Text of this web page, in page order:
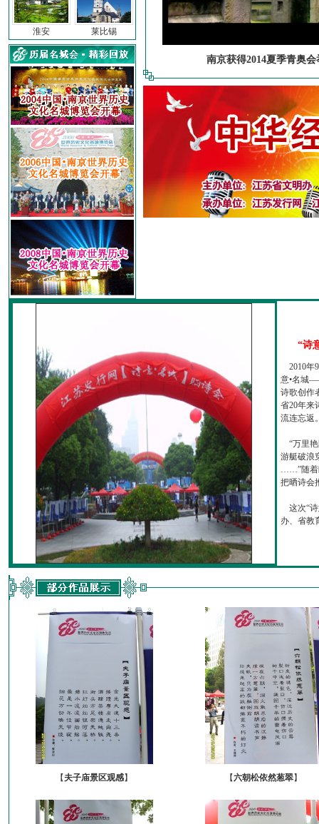
淮安 莱比锡
南京获得2014夏季青奥会
“诗
2010年
意•名城
诗歌创作
省20年来
流连忘返
“万里艳
游艇破浪
……”随着
把晒诗会
这次“诗
办、省教
【夫子庙景区观感】 【六朝松依然葱翠】